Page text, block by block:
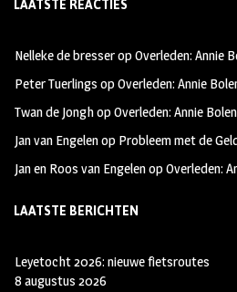
b
oo
k
ag
m
tt
LAATSTE REACTIES
Nelleke de bresseropOverleden: Annie
Peter Tuerlings opOverleden: Annie
Twan de JonghopOverleden: Annie
Jan van Engelenop Probleem met de
Jan en Roos van EngelenopOverleden:
LAATSTE BERICHTEN
Leyetocht 2026: nieuwe fietsroutes
8 augustus 2026